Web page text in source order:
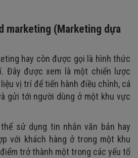
marketing (Marketing dựa
hay còn được gọi là hình thức
Đây được xem là một chiến lược
vị trí để tiến hành điều chỉnh, cá
gửi tới người dùng ở một khu vực
sử dụng tin nhắn văn bản hay
với khách hàng ở trong một khu
trở thành một trong các yếu tố